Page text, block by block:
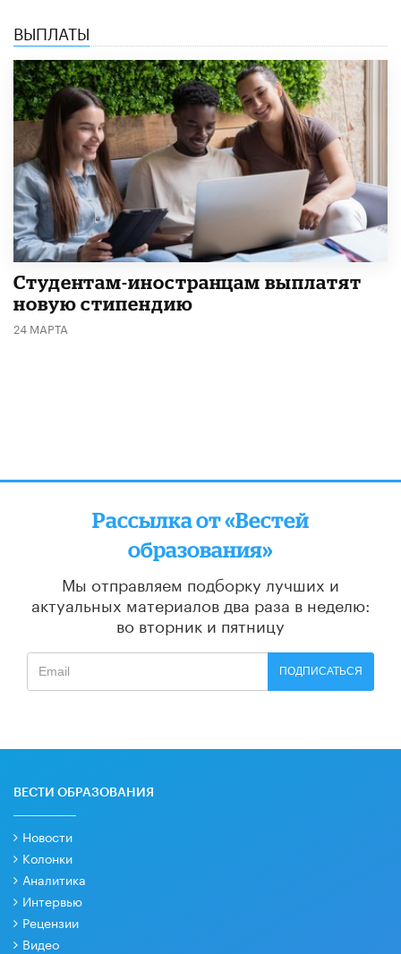
ВЫПЛАТЫ
Студентам-иностранцам выплатят
новую стипендию
24 МАРТА
Рассылка от «Вестей
образования»
Мы отправляем подборку лучших и
актуальных материалов два раза в неделю:
во вторник и пятницу
ПОДПИСАТЬСЯ
ВЕСТИ ОБРАЗОВАНИЯ
Новости
Колонки
Аналитика
Интервью
Рецензии
Видео